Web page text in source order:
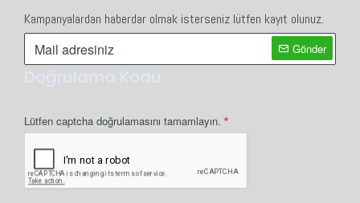
Kampanyalardan haberdar olmak isterseniz lütfen kayıt olunuz.
Gönder
Doğrulama Kodu
Lütfen captcha doğrulamasını tamamlayın.